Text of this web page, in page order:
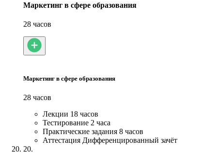
Маркетинг в сфере образования
28 часов
Маркетинг в сфере образования
28 часов
Лекции 18 часов
Тестирование 2 часа
Практические задания 8 часов
Аттестация Дифференцированный зачёт
20.